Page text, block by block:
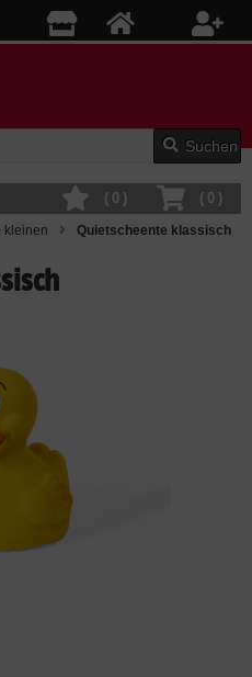
Suchen
( 0 )
( 0 )
kleinen Quietscheente klassisch